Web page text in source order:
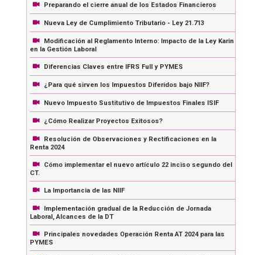
Preparando el cierre anual de los Estados Financieros
Nueva Ley de Cumplimiento Tributario - Ley 21.713
Modificación al Reglamento Interno: Impacto de la Ley Karin
en la Gestión Laboral
Diferencias Claves entre IFRS Full y PYMES
¿Para qué sirven los Impuestos Diferidos bajo NIIF?
Nuevo Impuesto Sustitutivo de Impuestos Finales ISIF
¿Cómo Realizar Proyectos Exitosos?
Resolución de Observaciones y Rectificaciones en la
Renta 2024
Cómo implementar el nuevo artículo 22 inciso segundo del
CT.
La Importancia de las NIIF
Implementación gradual de la Reducción de Jornada
Laboral, Alcances de la DT
Principales novedades Operación Renta AT 2024 para las
PYMES